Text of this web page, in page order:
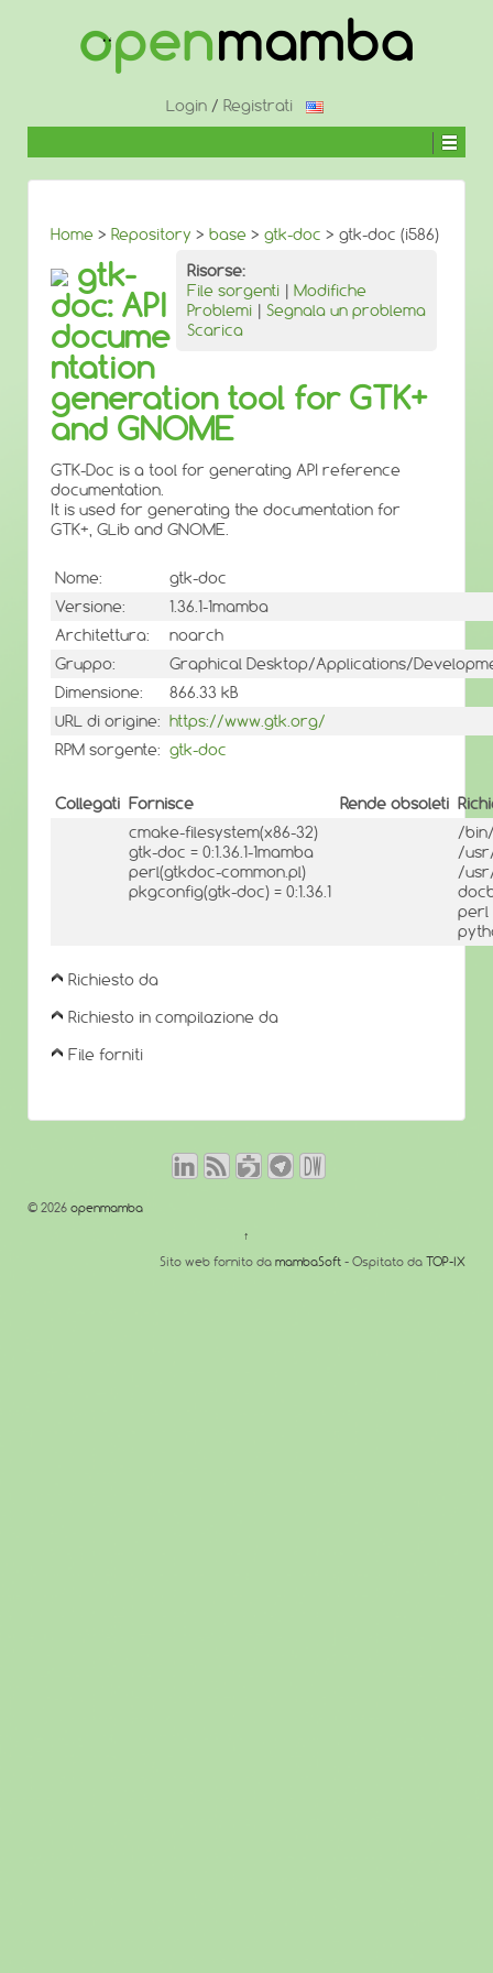
CONTENUTO
Login / Registrati
Home > Repository > base > gtk-doc > gtk-doc (i586)
Risorse:
File sorgenti | Modifiche
Problemi | Segnala un problema
Scarica
gtk-
doc: API
docume
ntation
generation tool for GTK+
and GNOME
GTK-Doc is a tool for generating API reference
documentation.
It is used for generating the documentation for
GTK+, GLib and GNOME.
Nome:
gtk-doc
Versione:
1.36.1-1mamba
Architettura:
noarch
Gruppo:
Graphical Desktop/Applications/
Dimensione:
866.33 kB
URL di origine: https://www.gtk.org/
RPM sorgente: gtk-doc
Collegati Fornisce Rende obsoleti
cmake-filesystem(x86-32)
gtk-doc = 0:1.36.1-1mamba
perl(gtkdoc-common.pl)
pkgconfig(gtk-doc) = 0:1.36.1
/
/
/
perl
Richiesto da
Richiesto in compilazione da
File forniti
© 2026 openmamba
↑
Sito web fornito da mambaSoft - Ospitato da TOP-IX